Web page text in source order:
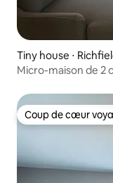
Tiny house ⋅
Micro-maison de 2
Coup de cœur
Coup de cœur